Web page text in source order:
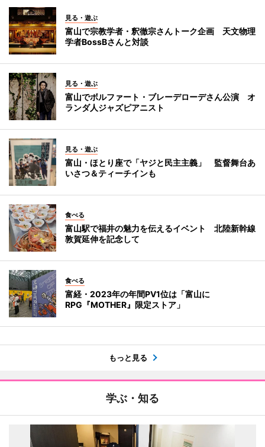
見る・遊ぶ
富山で宗教学者・釈徹宗さんトーク企画 天文物理
学者BossBさんと対談
見る・遊ぶ
富山でボルファート・ブレーデローデさん公演 オ
ランダ人ジャズピアニスト
見る・遊ぶ
富山・ほとり座で「ヤジと民主主義」 監督舞台あ
いさつ＆ティーチインも
食べる
富山駅で福井の魅力を伝えるイベント 北陸新幹線
敦賀延伸を記念して
食べる
富経・2023年の年間PV1位は「富山に
RPG『MOTHER』限定ストア」
もっと見る
学ぶ・知る